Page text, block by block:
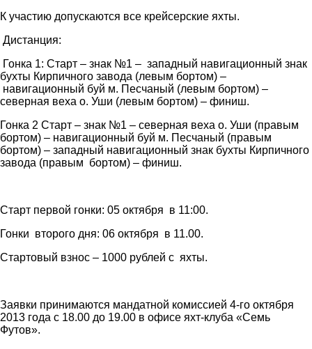
К участию допускаются все крейсерские яхты.
Дистанция:
Гонка 1: Старт – знак №1 – западный навигационный знак
бухты Кирпичного завода (левым бортом) –
навигационный буй м. Песчаный (левым бортом) –
северная веха о. Уши (левым бортом) – финиш.
Гонка 2 Старт – знак №1 – северная веха о. Уши (правым
бортом) – навигационный буй м. Песчаный (правым
бортом) – западный навигационный знак бухты Кирпичного
завода (правым бортом) – финиш.
Старт первой гонки: 05 октября в 11:00.
Гонки второго дня: 06 октября в 11.00.
Стартовый взнос – 1000 рублей с яхты.
Заявки принимаются мандатной комиссией 4-го октября
2013 года с 18.00 до 19.00 в офисе яхт-клуба «Семь
Футов».